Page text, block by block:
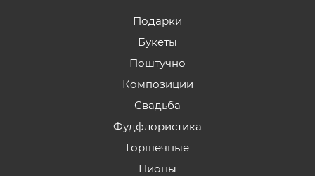
Подарки
Букеты
Поштучно
Композиции
Свадьба
Фудфлористика
Горшечные
Пионы